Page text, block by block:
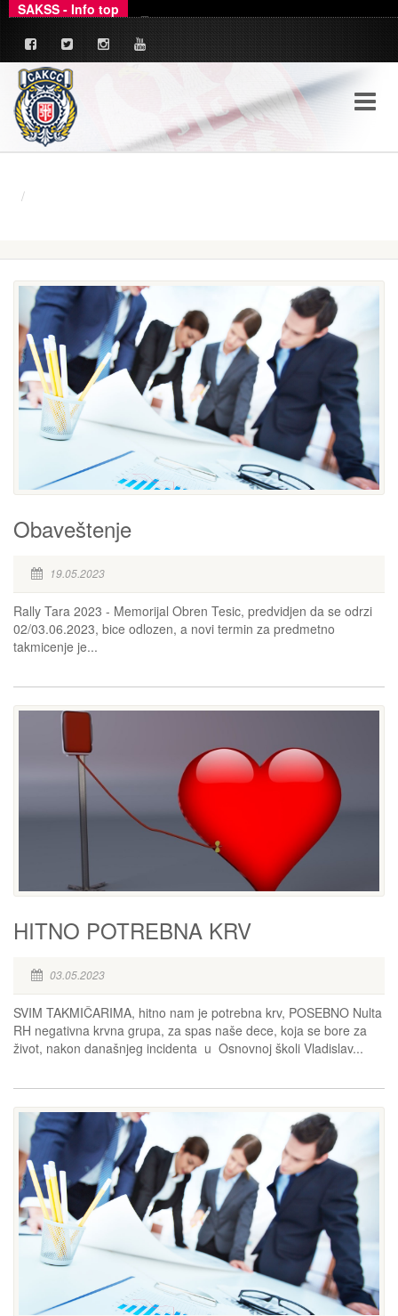
SAKSS - Info top
Obaveštenje
19.05.2023
Rally Tara 2023 - Memorijal Obren Tesic, predvidjen da se odrzi
02/03.06.2023, bice odlozen, a novi termin za predmetno
takmicenje je...
HITNO POTREBNA KRV
03.05.2023
SVIM TAKMIČARIMA, hitno nam je potrebna krv, POSEBNO Nulta
RH negativna krvna grupa, za spas naše dece, koja se bore za
život, nakon današnjeg incidenta u Osnovnoj školi Vladislav...